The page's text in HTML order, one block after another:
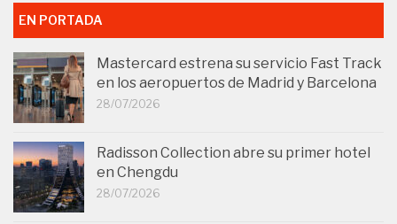
EN PORTADA
Mastercard estrena su servicio Fast Track
en los aeropuertos de Madrid y Barcelona
28/07/2026
Radisson Collection abre su primer hotel
en Chengdu
28/07/2026